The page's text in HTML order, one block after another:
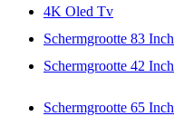
4K Oled Tv
Schermgrootte 83 Inch
Schermgrootte 42 Inch
Schermgrootte 65 Inch